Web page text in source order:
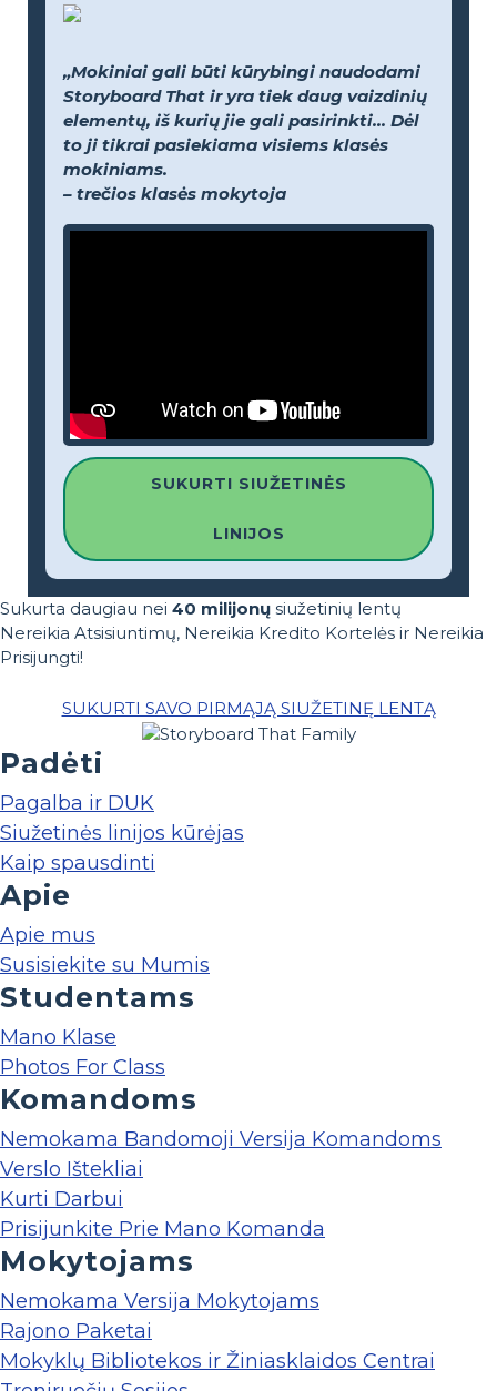
„Mokiniai gali būti kūrybingi naudodami
Storyboard That ir yra tiek daug vaizdinių
elementų, iš kurių jie gali pasirinkti... Dėl
to ji tikrai pasiekiama visiems klasės
mokiniams.
– trečios klasės mokytoja
SUKURTI SIUŽETINĖS
LINIJOS
Sukurta daugiau nei 40 milijonų siužetinių lentų
Nereikia Atsisiuntimų, Nereikia Kredito Kortelės ir Nereikia
Prisijungti!
SUKURTI SAVO PIRMĄJĄ SIUŽETINĘ LENTĄ
Padėti
Pagalba ir DUK
Siužetinės linijos kūrėjas
Kaip spausdinti
Apie
Apie mus
Susisiekite su Mumis
Studentams
Mano Klase
Photos For Class
Komandoms
Nemokama Bandomoji Versija Komandoms
Verslo Ištekliai
Kurti Darbui
Prisijunkite Prie Mano Komanda
Mokytojams
Nemokama Versija Mokytojams
Rajono Paketai
Mokyklų Bibliotekos ir Žiniasklaidos Centrai